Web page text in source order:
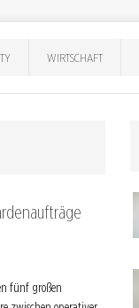
WIRTSCHAFT
fünf großen